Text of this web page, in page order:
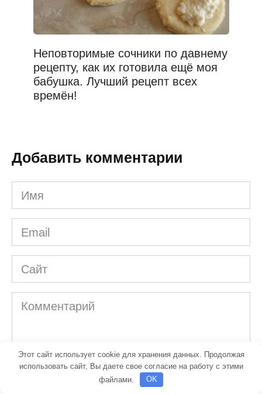
Неповторимые сочники по давнему
рецепту, как их готовила ещё моя
бабушка. Лучший рецепт всех
времён!
Добавить комментарии
Имя
*
Email
*
Сайт
Комментарий
Этот сайт использует cookie для хранения данных. Продолжая
использовать сайт, Вы даете свое согласие на работу с этими
файлами.
OK